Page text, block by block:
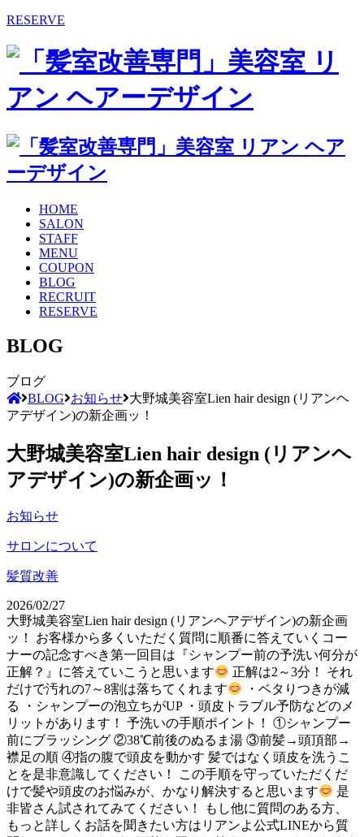
RESERVE
HOME
SALON
STAFF
MENU
COUPON
BLOG
RECRUIT
RESERVE
BLOG
ブログ
BLOG お知らせ 大野城美容室Lien hair design (リアンヘ
アデザイン)の新企画ッ！
大野城美容室Lien hair design (リアンヘ
アデザイン)の新企画ッ！
お知らせ
サロンについて
髪質改善
2026/02/27
大野城美容室Lien hair design (リアンヘアデザイン)の新企画
ッ！ お客様から多くいただく質問に順番に答えていくコー
ナーの記念すべき第一回目は『シャンプー前の予洗い何分が
正解？』に答えていこうと思います
正解は2～3分！ それ
だけで汚れの7～8割は落ちてくれます
・ベタりつきが減
る ・シャンプーの泡立ちがUP ・頭皮トラブル予防などのメ
リットがあります！ 予洗いの手順ポイント！ ①シャンプー
前にブラッシング ②38℃前後のぬるま湯 ③前髪→頭頂部→
襟足の順 ④指の腹で頭皮を動かす 髪ではなく頭皮を洗うこ
とを是非意識してください！ この手順を守っていただくだ
けで髪や頭皮のお悩みが、かなり解決すると思います
是
非皆さん試されてみてください！ もし他に質問のある方、
もっと詳しくお話を聞きたい方はリアンよ公式LINEから質